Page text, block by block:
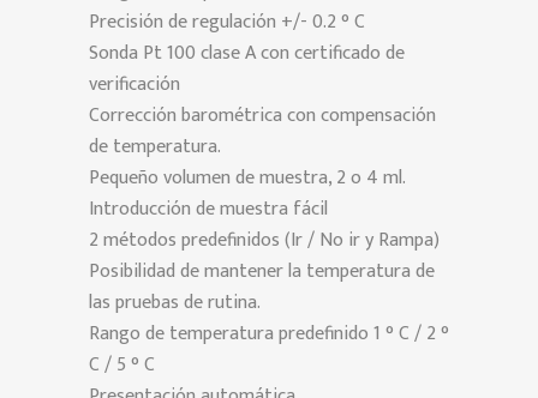
Precisión de regulación +/- 0.2 ° C
Sonda Pt 100 clase A con certificado de
verificación
Corrección barométrica con compensación
de temperatura.
Pequeño volumen de muestra, 2 o 4 ml.
Introducción de muestra fácil
2 métodos predefinidos (Ir / No ir y Rampa)
Posibilidad de mantener la temperatura de
las pruebas de rutina.
Rango de temperatura predefinido 1 ° C / 2 °
C / 5 ° C